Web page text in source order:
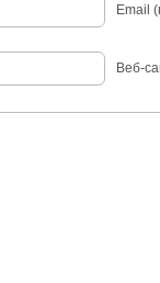
Email
Веб-